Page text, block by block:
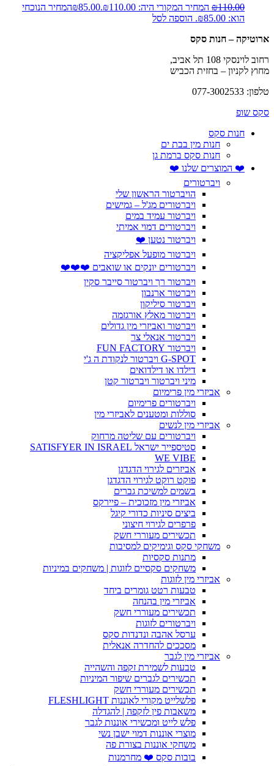
₪110.00 המחיר המקורי היה: ₪110.00. ₪85.00
המחיר הנוכחי
הוא: ₪85.00.
הוספה לסל
ארוטיקה – חנות סקס
רחוב לוינסקי 108 תל אביב,
מחוץ לקניון – בחזית הכביש
טלפון: 077-3002533
סקס שופ
חנות סקס
חנות מין בבת ים
חנות סקס ברמת גן
❤️ המוצרים שלנו ❤️
ויברטורים
הויברטור הראשון שלי
ויברטורים מג'ל – גמישים
ויברטור עמיד במים
ויברטורים דמוי אמיתי
ויברטור נטען ❤️
ויברטור מופעל אפליקציה
ויברטורים יונקים או שואבים ❤️❤️❤️
ויברטור רך ויברטור סייבר סקין
ויברטור ארנבון
ויברטור סיליקון
ויברטור מאלץ אורגזמה
ויברטור ואביזרי מין גדולים
ויברטור אנאלי צר
ויברטור FUN FACTORY
G-SPOT ויברטור לנקודת ה ג'י
דילדו או דילדואים
מיני ויברטור ויברטור קטן
אביזרי מין פרימיום
ויברטורים פרימיום
סוללות ומטענים לאביזרי מין
אביזרי מין לנשים
ויברטורים עם שליטה מרחוק
סטיספייר ישראל SATISFYER IN ISRAEL
WE VIBE
אביזרים לגירוי הדגדגן
פוקט רוקט לגירוי הדגדגן
בשמים למשיכת גברים
אביזרי מין מזכוכית – פיירקס
ביצים סיניות כדורי קיגל
פרפרים לגירוי חיצוני
תכשירים מעוררי חשק
משחקי סקס וגימיקים למסיבות
מתנות סקסיות
משחקים סקסיים לזוגות | משחקים במיניות
אביזרי מין לזוגות
טבעות רטט גומרים ביחד
אביזרי מין בהנחה
תכשירים מעוררי חשק
ויברטורים לזוגות
ערסל אהבה ונדנדות סקס
מסככים להחדרה אנאלית
אביזרי מין לגבר
טבעות לשמירת זקפה והשהייה
תכשירים לגברים שיפור המיניות
תכשירים מעוררי חשק
פלשלייט מקורי לאוננות FLESHLIGHT
משאבות פין לזקפה | להגדלה
פלש לייט ומכשירי אוננות לגבר
מוצרי אוננות דמוי ישבן נשי
משחקי אוננות בצורת פה
בובות סקס ❤️ מחרמנות